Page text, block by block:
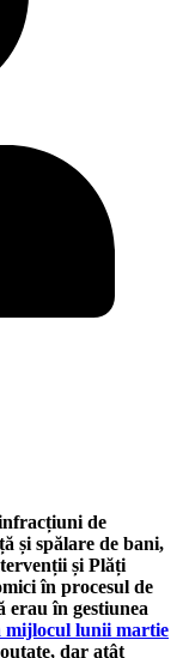
de
și spălare de bani,
și Plăți
în procesul de
în gestiunea
mijlocul lunii martie
dar atât